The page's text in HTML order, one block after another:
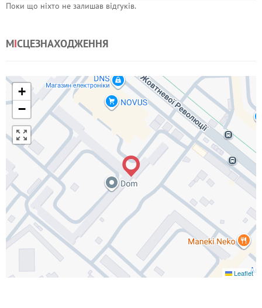
Поки що ніхто не залишав відгуків.
МІСЦЕЗНАХОДЖЕННЯ
+
−
Leaflet